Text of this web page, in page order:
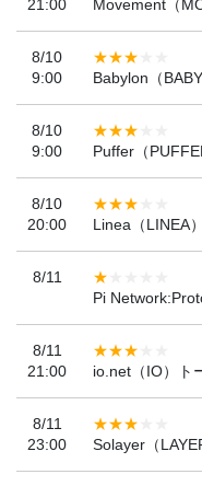
21:00
Movement（
8/10
9:00
Babylon（
8/10
9:00
Puffer（
8/10
20:00
Linea（LINEA
8/11
Pi
8/11
21:00
io.net（IO）ト
8/11
23:00
Solayer（